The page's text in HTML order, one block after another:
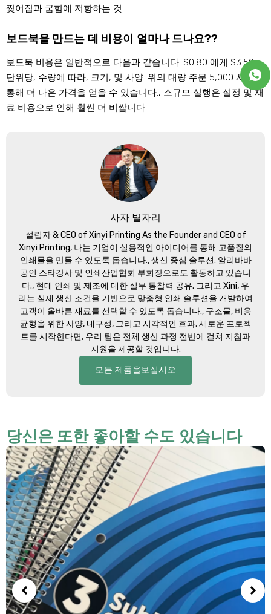
찢어짐과 굽힘에 저항하는 것.
보드북을 만드는 데 비용이 얼마나 드나요??
보드북 비용은 일반적으로 다음과 같습니다. $0.80 에게 $3.50
단위당, 수량에 따라, 크기, 및 사양. 위의 대량 주문 5,000 사본을
통해 더 나은 가격을 얻을 수 있습니다., 소규모 실행은 설정 및 재
료 비용으로 인해 훨씬 ​​더 비쌉니다..
사자 별자리
설립자 &CEO of Xinyi Printing As the Founder and CEO of
Xinyi Printing, 나는 기업이 실용적인 아이디어를 통해 고품질의
인쇄물을 만들 수 있도록 돕습니다., 생산 중심 솔루션. 알리바바
공인 스타강사 및 인쇄산업협회 부회장으로도 활동하고 있습니
다., 현대 인쇄 및 제조에 대한 실무 통찰력 공유. 그리고 Xini, 우
리는 실제 생산 조건을 기반으로 맞춤형 인쇄 솔루션을 개발하여
고객이 올바른 재료를 선택할 수 있도록 돕습니다., 구조물, 비용
균형을 위한 사양, 내구성, 그리고 시각적인 효과. 새로운 프로젝
트를 시작한다면, 우리 팀은 전체 생산 과정 전반에 걸쳐 지침과
지원을 제공할 것입니다.
모든 제품을보십시오
당신은 또한 좋아할 수도 있습니다